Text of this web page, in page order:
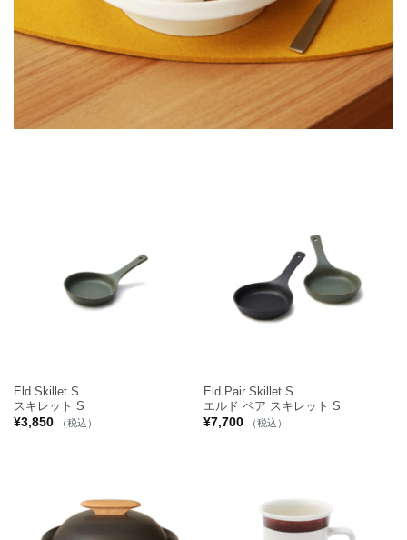
Eld Skillet S
スキレット S
¥3,850 （税込）
Eld Pair Skillet S
エルド ペア スキレット S
¥7,700 （税込）